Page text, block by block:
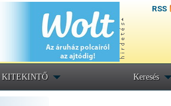
RSS
KITEKINTŐ Keresés